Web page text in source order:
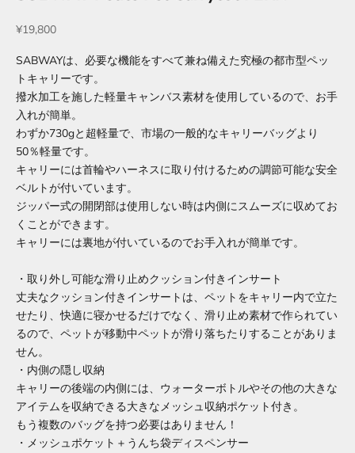
セール価格
¥19,800
SABWAYは、必要な機能をすべて兼ね備えた究極の都市型ペッ
トキャリーです。
撥水加工を施した軽量キャンバス素材を使用しているので、お手
入れが簡単。
わずか730gと超軽量で、市場の一般的なキャリーバッグより
50％軽量です。
キャリーには首輪やハーネスに取り付けるための調節可能な安全
ベルトが付いています。
ジッパー式の開閉部は使用しない時は内側にスムーズに収めてお
くことができます。
キャリーには裏地が付いているのでお手入れが簡単です。
・取り外し可能な滑り止めクッション付きインサート
丈夫なクッション付きインサートは、ペットをキャリー内で立た
せたり、快適に寝かせるだけでなく、滑り止め素材で作られてい
るので、ペットが移動中ペットが滑り落ちたりすることがありま
せん。
・内側の隠し収納
キャリーの後端の内側には、ウォーターボトルやその他の大きな
アイテムを収納できる大きなメッシュ収納ポケット付き。
もう複数のバッグを持つ必要はありません！
・メッシュポケット＋うんち袋ディスペンサー